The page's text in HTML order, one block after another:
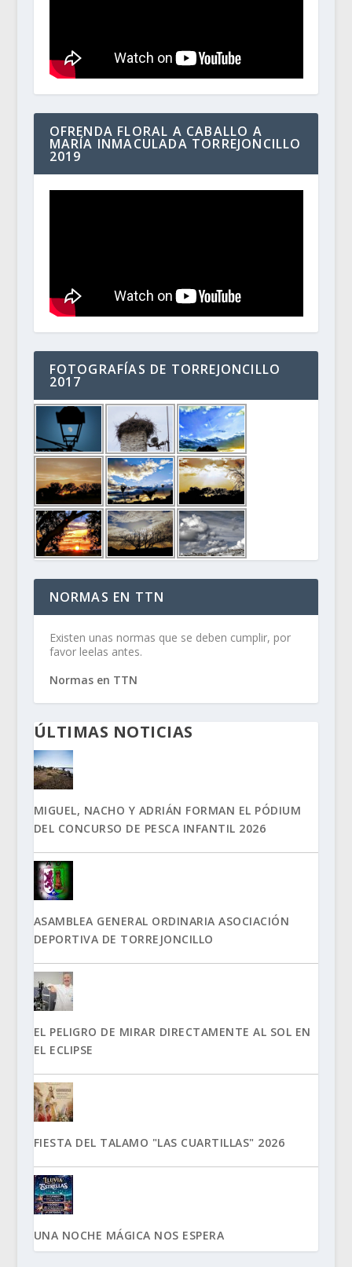
OFRENDA FLORAL A CABALLO A
MARÍA INMACULADA TORREJONCILLO
2019
FOTOGRAFÍAS DE TORREJONCILLO
2017
NORMAS EN TTN
Existen unas normas que se deben cumplir, por
favor leelas antes.
Normas en TTN
ÚLTIMAS NOTICIAS
MIGUEL, NACHO Y ADRIÁN FORMAN EL PÓDIUM
DEL CONCURSO DE PESCA INFANTIL 2026
ASAMBLEA GENERAL ORDINARIA ASOCIACIÓN
DEPORTIVA DE TORREJONCILLO
EL PELIGRO DE MIRAR DIRECTAMENTE AL SOL EN
EL ECLIPSE
FIESTA DEL TALAMO "LAS CUARTILLAS" 2026
UNA NOCHE MÁGICA NOS ESPERA